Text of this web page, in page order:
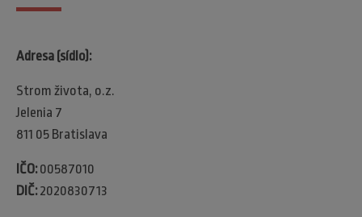
Adresa (sídlo):
Strom života, o.z.
Jelenia 7
811 05 Bratislava
IČO:00587010
DIČ:2020830713